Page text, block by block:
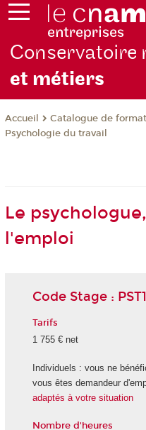
Conservatoire
et métiers
Accueil
Catalogue de
Psychologie du travail
Le
l'emploi
Code Stage :
Tarifs
1 755 € net
Individuels : vous ne
vous êtes demandeur
adaptés à votre situation
Nombre d'heures